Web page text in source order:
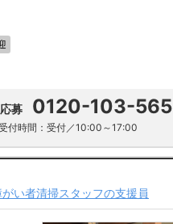
募 0120-103-565
付時間：受付／10:00～17:00
い者清掃スタッフの支援員